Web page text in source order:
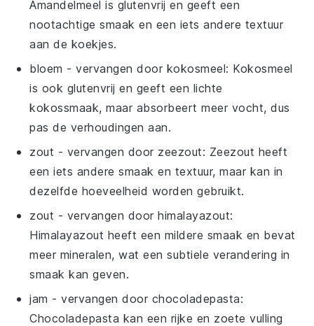
Amandelmeel is glutenvrij en geeft een
nootachtige smaak en een iets andere textuur
aan de koekjes.
bloem - vervangen door kokosmeel: Kokosmeel
is ook glutenvrij en geeft een lichte
kokossmaak, maar absorbeert meer vocht, dus
pas de verhoudingen aan.
zout - vervangen door zeezout: Zeezout heeft
een iets andere smaak en textuur, maar kan in
dezelfde hoeveelheid worden gebruikt.
zout - vervangen doorhimalayazout:
Himalayazout heeft een mildere smaak en bevat
meer mineralen, wat een subtiele verandering in
smaak kan geven.
jam - vervangen door chocoladepasta:
Chocoladepasta kan een rijke en zoete vulling